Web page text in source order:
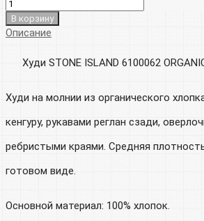
В корзину
Описание
Худи STONE ISLAND 6100062
Худи на молнии из органического
кенгуру, рукавами реглан сзади,
ребристыми краями. Средняя
готовом виде.
Основной материал: 100% хлопок.